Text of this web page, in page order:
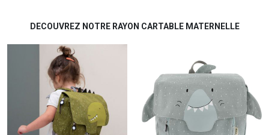
DECOUVREZ NOTRE RAYON CARTABLE MATERNELLE